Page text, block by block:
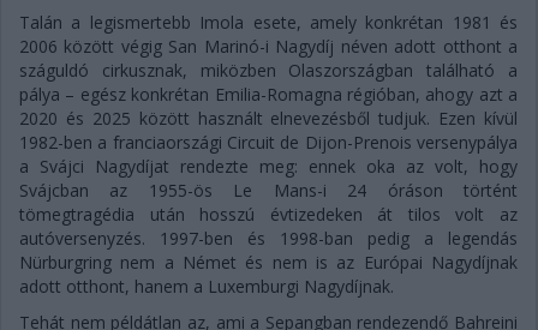
Talán a legismertebb Imola esete, amely konkrétan 1981 és
2006 között végig San Marinó-i Nagydíj néven adott otthont a
száguldó cirkusznak, miközben Olaszországban található a
pálya – egész konkrétan Emilia-Romagna régióban, ahogy azt a
2020 és 2025 között használt elnevezésből tudjuk. Ezen kívül
1982-ben a franciaországi Circuit de Dijon-Prenois versenypálya
a Svájci Nagydíjat rendezte meg: ennek oka az volt, hogy
Svájcban az 1955-ös Le Mans-i 24 óráson történt
tömegtragédia után hosszú évtizedeken át tilos volt az
autóversenyzés. 1997-ben és 1998-ban pedig a legendás
Nürburgring nem a Német és nem is az Európai Nagydíjnak
adott otthont, hanem a Luxemburgi Nagydíjnak.
Tehát nem példátlan az, ami a Sepangban rendezendő Bahreini